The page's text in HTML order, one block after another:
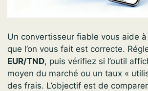
Un convertisseur fiable vous aide à
que l’on vous fait est correcte.
EUR/TND, puis vérifiez si l’outil
moyen du marché ou un taux «
des frais. L’objectif est de